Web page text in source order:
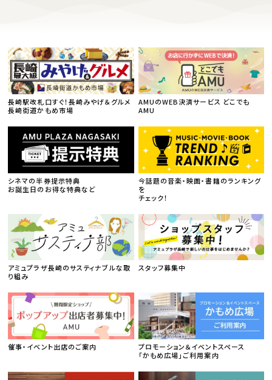
長崎駅改札口すぐ！長崎みやげ＆グルメ
長崎街道かもめ市場
AMUのWEB決済サービス どこでも
AMU
シネマの半券提示特典
お誕生日のお得な特典など
今話題の音楽・映画・書籍のランキング
を
チェック！
アミュプラザ長崎のサスティナブルな取
り組み
スタッフ募集中
催事・イベント出店のご案内
プロモーション＆イベントスペース
「かもめ広場」ご利用案内